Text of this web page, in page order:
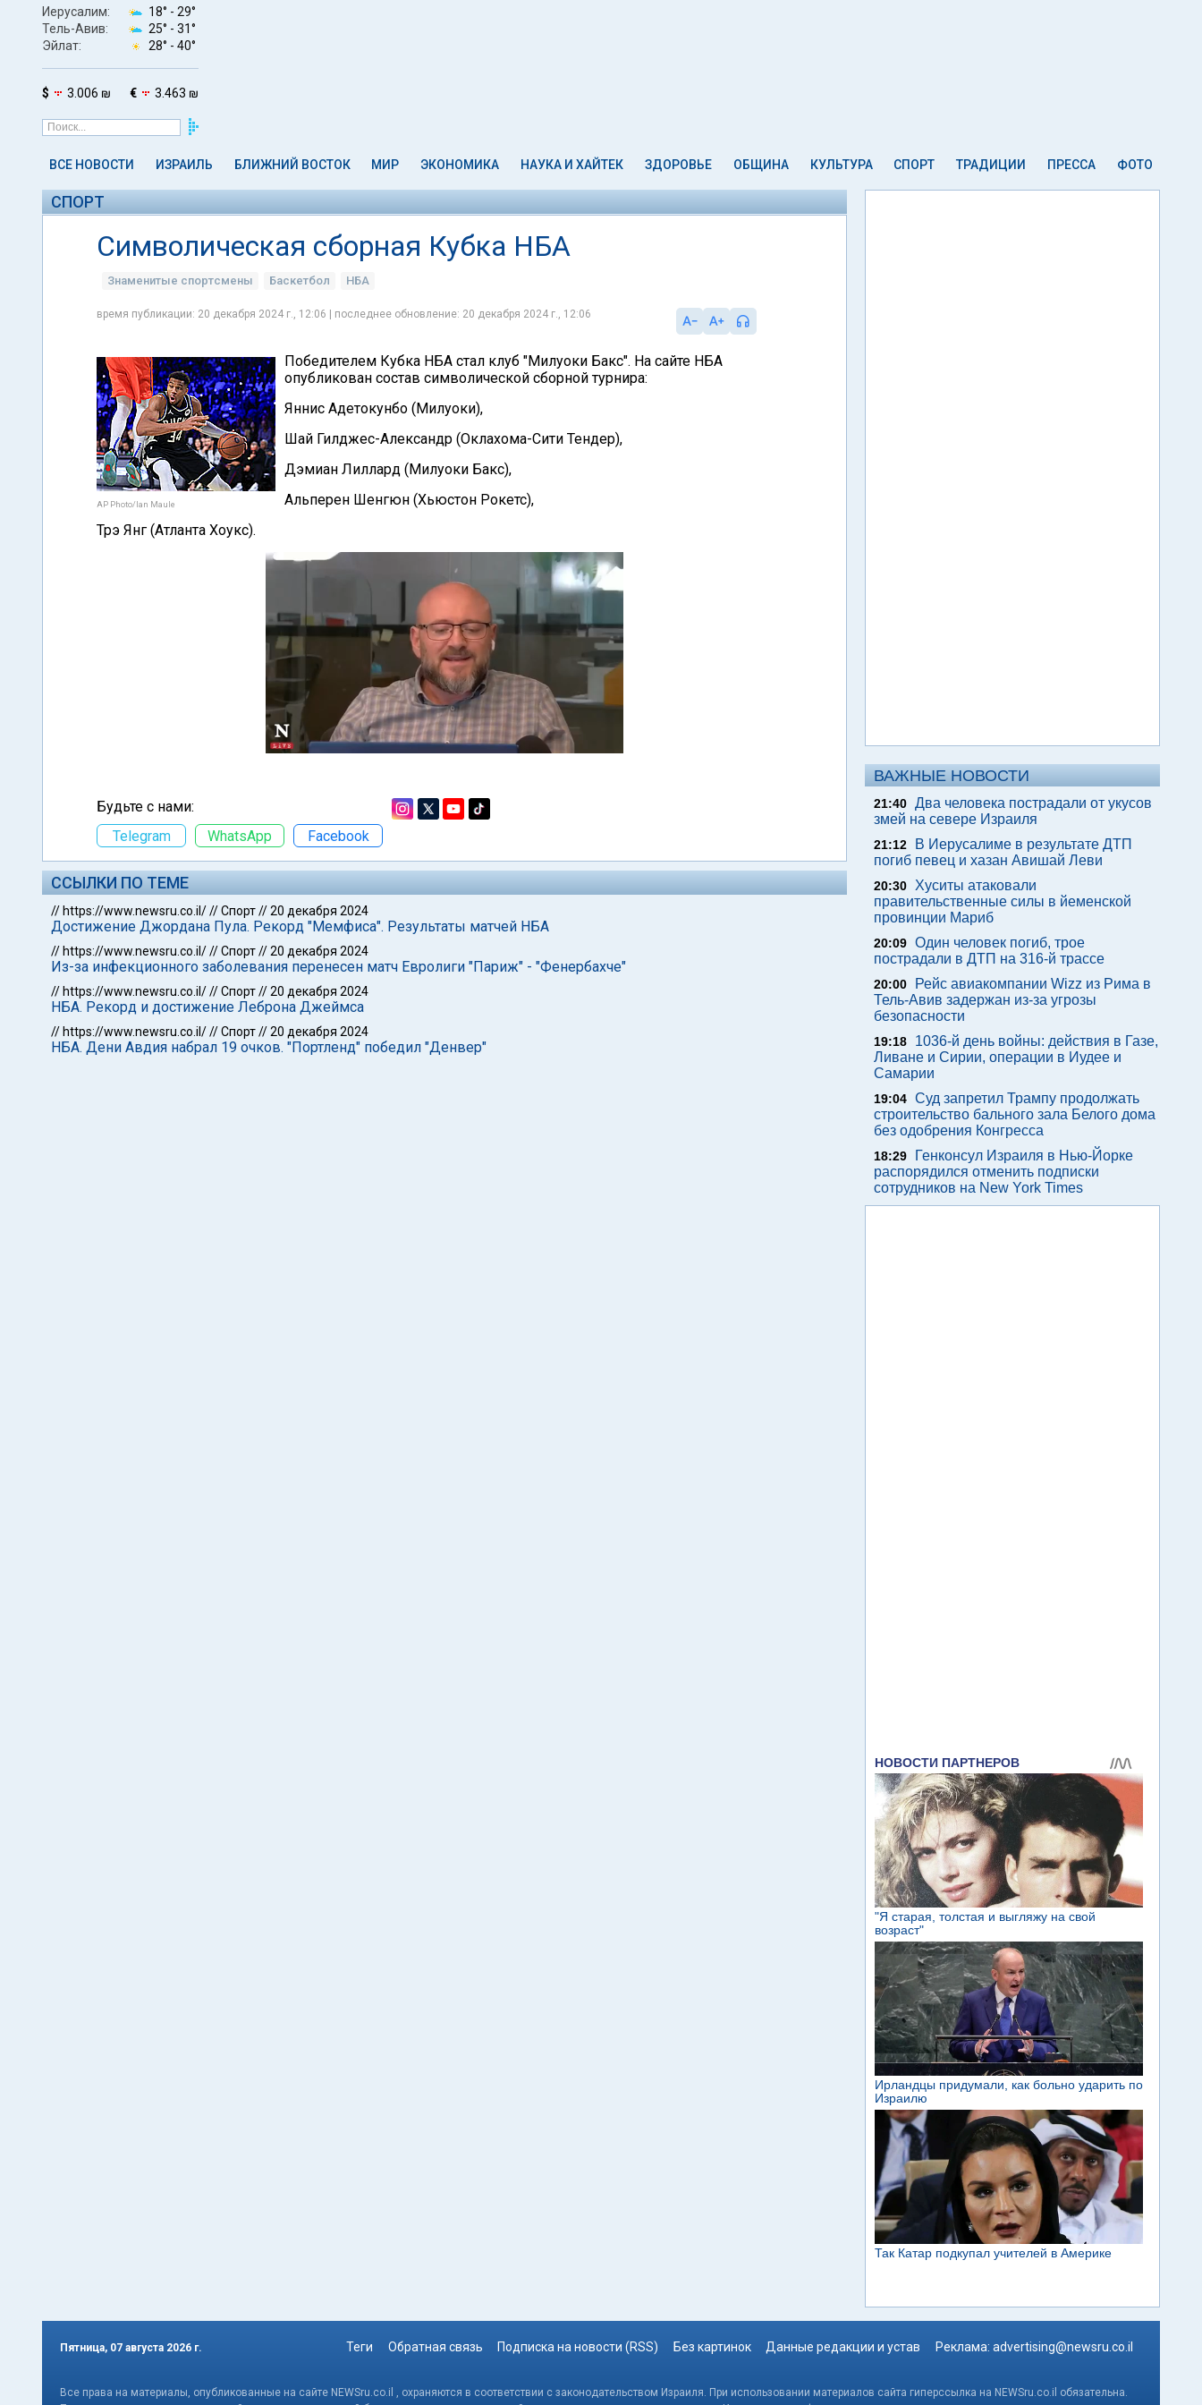
Иерусалим: 18° - 29°
Тель-Авив:
25° - 31°
Эйлат:
28° - 40°
$ 3.006 ₪ € 3.463 ₪
ВСЕ НОВОСТИ ИЗРАИЛЬ БЛИЖНИЙ ВОСТОК МИР ЭКОНОМИКА НАУКА И ХАЙТЕК ЗДОРОВЬЕ ОБЩИНА КУЛЬТУРА СПОРТ ТРАДИЦИИ ПРЕССА ФОТО
СПОРТ
Символическая сборная Кубка НБА
Знаменитые спортсмены Баскетбол НБА
время публикации: 20 декабря 2024 г., 12:06 | последнее обновление: 20 декабря 2024 г., 12:06
AP Photo/Ian Maule
Победителем Кубка НБА стал клуб "Милуоки Бакс". На сайте НБА
опубликован состав символической сборной турнира:
Яннис Адетокунбо (Милуоки),
Шай Гилджес-Александр (Оклахома-Сити Тендер),
Дэмиан Лиллард (Милуоки Бакс),
Альперен Шенгюн (Хьюстон Рокетс),
Трэ Янг (Атланта Хоукс).
Будьте с нами:
Telegram
WhatsApp Facebook
ССЫЛКИ ПО ТЕМЕ
// https://www.newsru.co.il///Спорт//20 декабря 2024
Достижение Джордана Пула. Рекорд "Мемфиса". Результаты матчей НБА
// https://www.newsru.co.il///Спорт//20 декабря 2024
Из-за инфекционного заболевания перенесен матч Евролиги "Париж" - "Фенербахче"
// https://www.newsru.co.il///Спорт//20 декабря 2024
НБА. Рекорд и достижение Леброна Джеймса
// https://www.newsru.co.il///Спорт//20 декабря 2024
НБА. Дени Авдия набрал 19 очков. "Портленд" победил "Денвер"
ВАЖНЫЕ НОВОСТИ
21:40 Два человека пострадали от укусов
змей на севере Израиля
21:12
В Иерусалиме в результате ДТП
погиб певец и хазан Авишай Леви
20:30
Хуситы атаковали
правительственные силы в йеменской
провинции Мариб
20:09 Один человек погиб, трое
пострадали в ДТП на 316-й трассе
20:00
Рейс авиакомпании Wizz из Рима в
Тель-Авив задержан из-за угрозы
безопасности
19:18
1036-й день войны: действия в Газе,
Ливане и Сирии, операции в Иудее и
Самарии
19:04 Суд запретил Трампу продолжать
строительство бального зала Белого дома
без одобрения Конгресса
18:29
Генконсул Израиля в Нью-Йорке
распорядился отменить подписки
сотрудников на New York Times
Пятница, 07 августа 2026 г. Теги Обратная связь Подписка на новости (RSS) Без картинок Данные редакции и устав Реклама: advertising@newsru.co.il
Все права на материалы, опубликованные на сайте NEWSru.co.il , охраняются в соответствии с законодательством Израиля. При использовании материалов сайта гиперссылка на NEWSru.co.il обязательна.